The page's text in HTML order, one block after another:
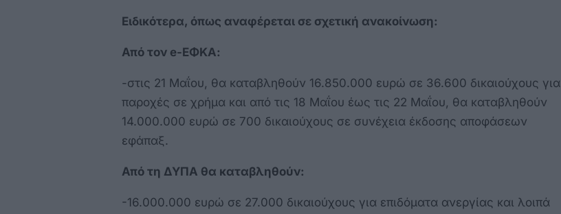
Ειδικότερα, όπως αναφέρεται σε σχετική ανακοίνωση:
Από τον e-ΕΦΚΑ:
-στις 21 Μαΐου, θα καταβληθούν 16.850.000 ευρώ σε 36.600 δικαιούχους για
παροχές σε χρήμα και από τις 18 Μαΐου έως τις 22 Μαΐου, θα καταβληθούν
14.000.000 ευρώ σε 700 δικαιούχους σε συνέχεια έκδοσης αποφάσεων
εφάπαξ.
Από τη ΔΥΠΑ θα καταβληθούν:
-16.000.000 ευρώ σε 27.000 δικαιούχους για επιδόματα ανεργίας και λοιπά